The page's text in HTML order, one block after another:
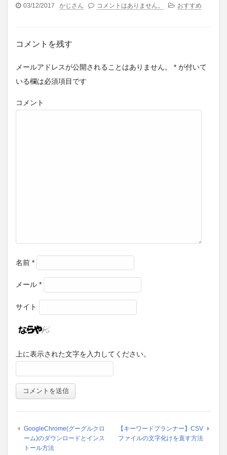
03/12/2017
かじさん コメントはありません。 おすすめ
コメントを残す
メールアドレスが公開されることはありません。 * が付いて
いる欄は必須項目です
コメント
名前 *
メール *
サイト
上に表示された文字を入力してください。
GoogleChrome(グーグルクロ
ーム)のダウンロードとインス
トール方法
【キーワードプランナー】CSV
ファイルの文字化けを直す方法